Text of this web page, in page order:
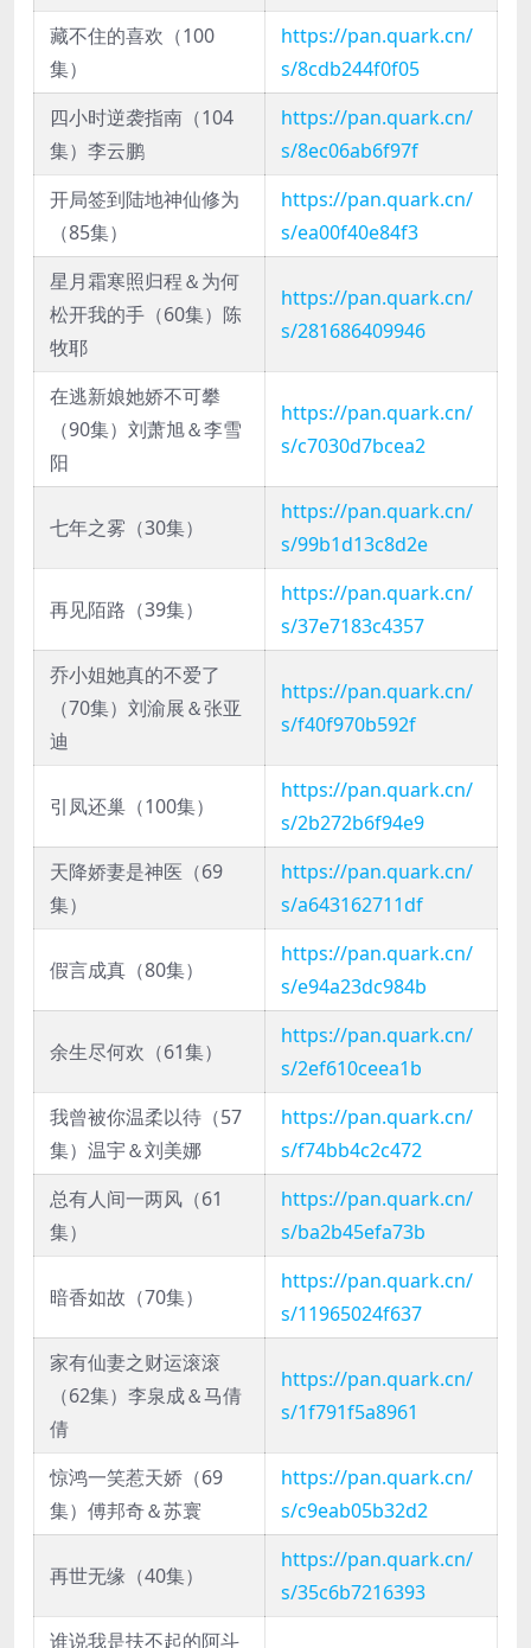
藏不住的喜欢（100
集）
https://pan.quark.cn/
s/8cdb244f0f05
四小时逆袭指南（104
集）李云鹏
https://pan.quark.cn/
s/8ec06ab6f97f
开局签到陆地神仙修为
（85集）
https://pan.quark.cn/
s/ea00f40e84f3
星月霜寒照归程＆为何
松开我的手（60集）陈
牧耶
https://pan.quark.cn/
s/281686409946
在逃新娘她娇不可攀
（90集）刘萧旭＆李雪
阳
https://pan.quark.cn/
s/c7030d7bcea2
七年之雾（30集）
https://pan.quark.cn/
s/99b1d13c8d2e
再见陌路（39集）
https://pan.quark.cn/
s/37e7183c4357
乔小姐她真的不爱了
（70集）刘渝展＆张亚
迪
https://pan.quark.cn/
s/f40f970b592f
引凤还巢（100集）
https://pan.quark.cn/
s/2b272b6f94e9
天降娇妻是神医（69
集）
https://pan.quark.cn/
s/a643162711df
假言成真（80集）
https://pan.quark.cn/
s/e94a23dc984b
余生尽何欢（61集）
https://pan.quark.cn/
s/2ef610ceea1b
我曾被你温柔以待（57
集）温宇＆刘美娜
https://pan.quark.cn/
s/f74bb4c2c472
总有人间一两风（61
集）
https://pan.quark.cn/
s/ba2b45efa73b
暗香如故（70集）
https://pan.quark.cn/
s/11965024f637
家有仙妻之财运滚滚
（62集）李泉成＆马倩
倩
https://pan.quark.cn/
s/1f791f5a8961
惊鸿一笑惹天娇（69
集）傅邦奇＆苏寰
https://pan.quark.cn/
s/c9eab05b32d2
再世无缘（40集）
https://pan.quark.cn/
s/35c6b7216393
谁说我是扶不起的阿斗